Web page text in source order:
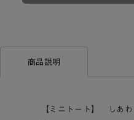
商品説明
【ミニトート】 しあ